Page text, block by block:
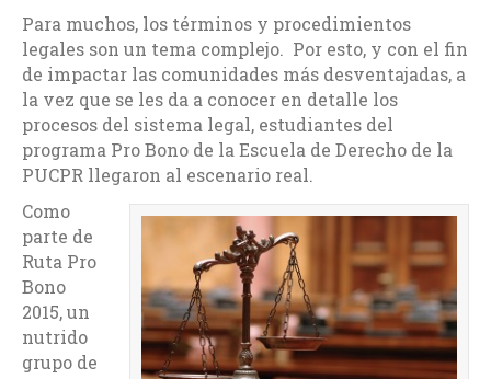
Para muchos, los términos y procedimientos
legales son un tema complejo. Por esto, y con el fin
de impactar las comunidades más desventajadas, a
la vez que se les da a conocer en detalle los
procesos del sistema legal, estudiantes del
programa Pro Bono de la Escuela de Derecho de la
PUCPR llegaron al escenario real.
Como
parte de
Ruta Pro
Bono
2015, un
nutrido
grupo de